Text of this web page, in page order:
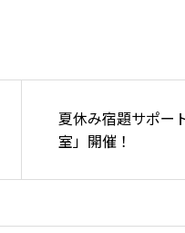
夏休み宿題サポー
室」開催！